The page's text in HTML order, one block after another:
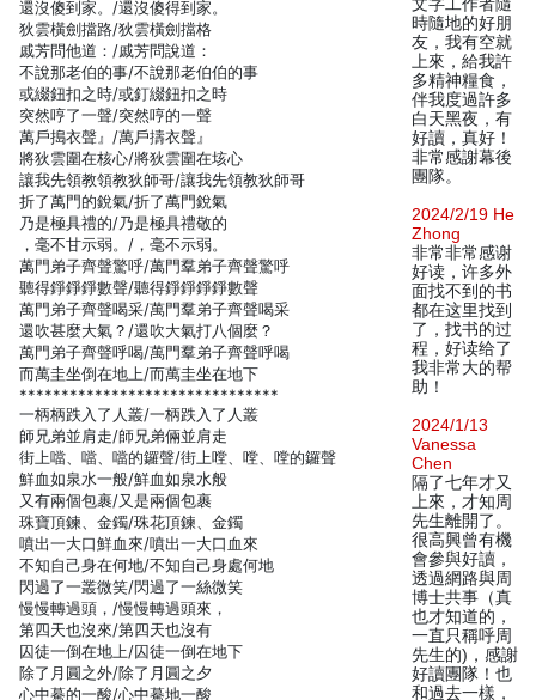
還沒傻到家。/還沒傻得到家。
狄雲橫劍擋路/狄雲橫劍擋格
戚芳問他道：/戚芳問說道：
不說那老伯的事/不說那老伯伯的事
或綴鈕扣之時/或釘綴鈕扣之時
突然哼了一聲/突然哼的一聲
萬戶搗衣聲』/萬戶擣衣聲』
將狄雲圍在核心/將狄雲圍在垓心
讓我先領教領教狄師哥/讓我先領教狄師哥
折了萬門的銳氣/折了萬門銳氣
乃是極具禮的/乃是極具禮敬的
，毫不甘示弱。/，毫不示弱。
萬門弟子齊聲驚呼/萬門羣弟子齊聲驚呼
聽得錚錚錚數聲/聽得錚錚錚錚數聲
萬門弟子齊聲喝采/萬門羣弟子齊聲喝采
還吹甚麼大氣？/還吹大氣打八個麼？
萬門弟子齊聲呼喝/萬門羣弟子齊聲呼喝
而萬圭坐倒在地上/而萬圭坐在地下
*******************************
一柄柄跌入了人叢/一柄跌入了人叢
師兄弟並肩走/師兄弟倆並肩走
街上噹、噹、噹的鑼聲/街上嘡、嘡、嘡的鑼聲
鮮血如泉水一般/鮮血如泉水般
又有兩個包裹/又是兩個包裹
珠寶頂鍊、金鐲/珠花頂鍊、金鐲
噴出一大口鮮血來/噴出一大口血來
不知自己身在何地/不知自己身處何地
閃過了一叢微笑/閃過了一絲微笑
慢慢轉過頭，/慢慢轉過頭來，
第四天也沒來/第四天也沒有
囚徒一倒在地上/囚徒一倒在地下
除了月圓之外/除了月圓之夕
心中驀的一酸/心中驀地一酸
時隨地的好朋
友，我有空就
上來，給我許
多精神糧食，
伴我度過許多
白天黑夜，有
好讀，真好！
非常感謝幕後
團隊。
2024/2/19 He
Zhong
非常非常感谢
好读，许多外
面找不到的书
都在这里找到
了，找书的过
程，好读给了
我非常大的帮
助！
2024/1/13
Vanessa
Chen
隔了七年才又
上來，才知周
先生離開了。
很高興曾有機
會參與好讀，
透過網路與周
博士共事（真
也才知道的，
一直只稱呼周
先生的)，感謝
好讀團隊！也
和過去一樣，